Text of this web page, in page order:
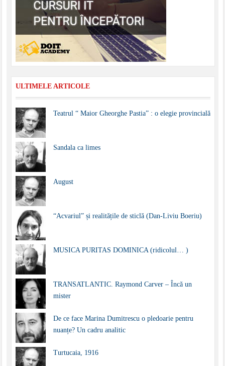
ULTIMELE ARTICOLE
Teatrul “ Maior Gheorghe Pastia” : o elegie provincială
Sandala ca limes
August
“Acvariul” și realitățile de sticlă (Dan-Liviu Boeriu)
MUSICA PURITAS DOMINICA (ridicolul… )
TRANSATLANTIC. Raymond Carver – Încă un
mister
De ce face Marina Dumitrescu o pledoarie pentru
nuanțe? Un cadru analitic
Turtucaia, 1916